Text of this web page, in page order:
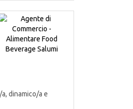
dinamico/a e